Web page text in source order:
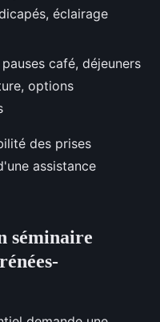
éclairage
pauses café, déjeuners
options
des prises
assistance
séminaire